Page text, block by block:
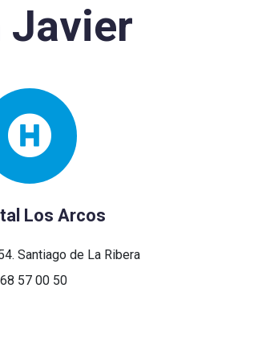
Javier
Los Arcos
Santiago de La Ribera
57 00 50